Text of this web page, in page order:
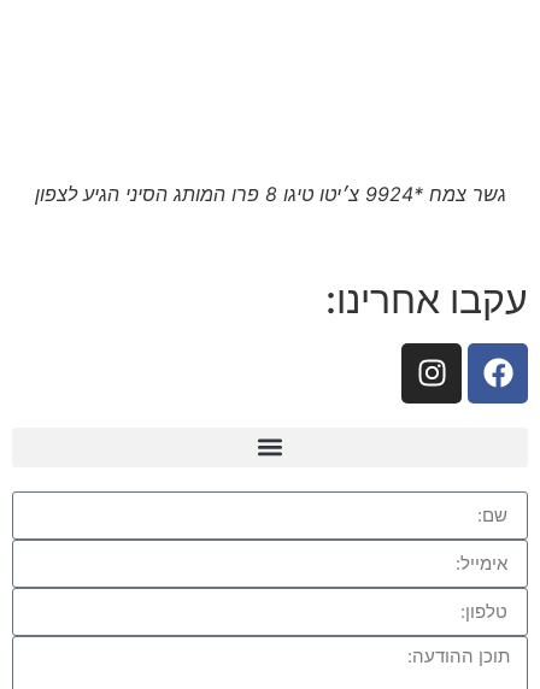
גשר צמח *9924 צ׳יטו טיגו 8 פרו המותג הסיני הגיע לצפון
עקבו אחרינו: